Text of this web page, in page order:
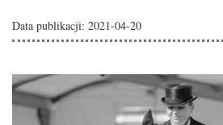
Data publikacji: 2021-04-20